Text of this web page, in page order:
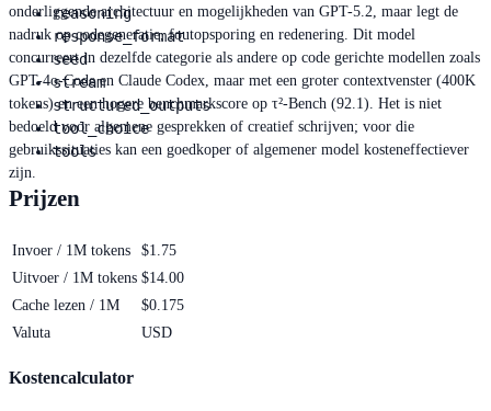
onderliggende architectuur en mogelijkheden van GPT-5.2, maar legt de
nadruk op codegeneratie, foutopsporing en redenering. Dit model
concurreert in dezelfde categorie als andere op code gerichte modellen zoals
GPT-4o-Code en Claude Codex, maar met een groter contextvenster (400K
tokens) en een hogere benchmarkscore op τ²-Bench (92.1). Het is niet
bedoeld voor algemene gesprekken of creatief schrijven; voor die
gebruikssituaties kan een goedkoper of algemener model kosteneffectiever
zijn.
reasoning
response_format
seed
stream
structured_outputs
tool_choice
tools
Prijzen
Invoer / 1M tokens
$1.75
Uitvoer / 1M tokens $14.00
Cache lezen / 1M
$0.175
Valuta
USD
Kostencalculator